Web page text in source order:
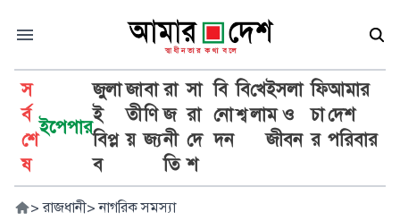
স
র্ব
শে
ষ
ইপেপার
জুলা
ই
বিপ্ল
ব
জা
তী
য়
বা
ণি
জ্য
রা
জ
নী
তি
সা
রা
দে
শ
বি
নো
দন
বি
শ্ব
খে
লা
ইসলা
ম ও
জীবন
ফি
চা
র
আমার
দেশ
পরিবার
> রাজধানী> নাগরিক সমস্যা